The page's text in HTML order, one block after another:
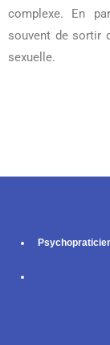
complexe. En
souvent de sortir
sexuelle.